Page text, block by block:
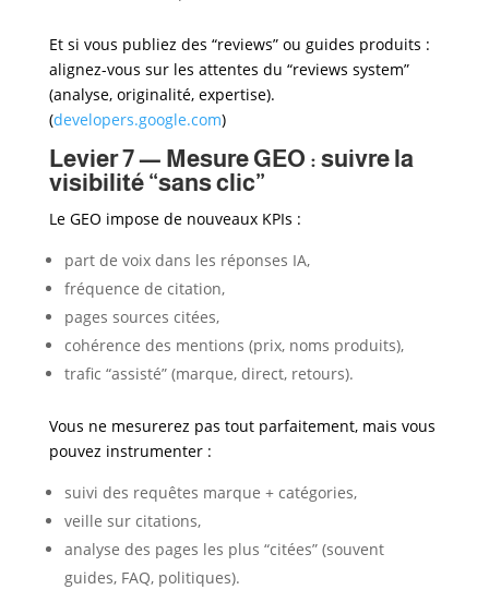
Et si vous publiez des “reviews” ou guides produits :
alignez-vous sur les attentes du “reviews system”
(analyse, originalité, expertise).
(developers.google.com)
Levier 7 — Mesure GEO : suivre la
visibilité “sans clic”
Le GEO impose de nouveaux KPIs :
part de voix dans les réponses IA,
fréquence de citation,
pages sources citées,
cohérence des mentions (prix, noms produits),
trafic “assisté” (marque, direct, retours).
Vous ne mesurerez pas tout parfaitement, mais vous
pouvez instrumenter :
suivi des requêtes marque + catégories,
veille sur citations,
analyse des pages les plus “citées” (souvent
guides, FAQ, politiques).